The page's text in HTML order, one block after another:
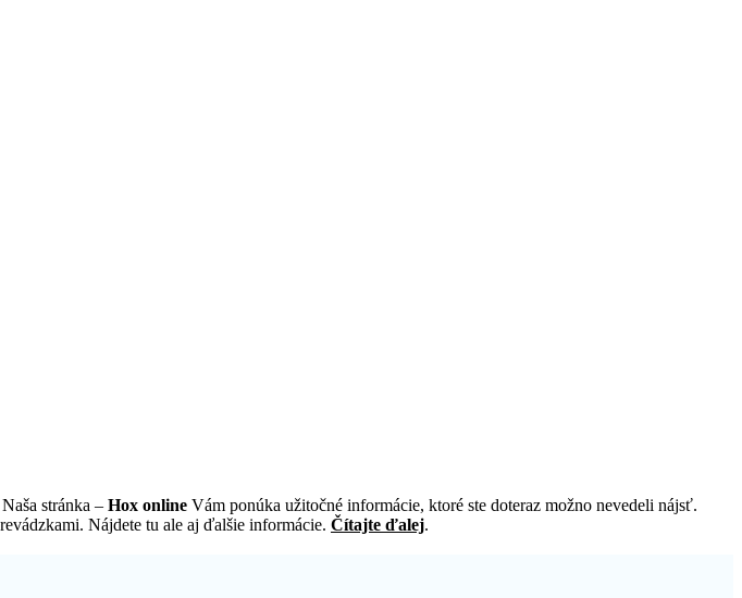
stránka – Hox online Vám ponúka užitočné informácie, ktoré ste doteraz možno nevedeli nájsť.
Nájdete tu ale aj ďalšie informácie. Čítajte ďalej.